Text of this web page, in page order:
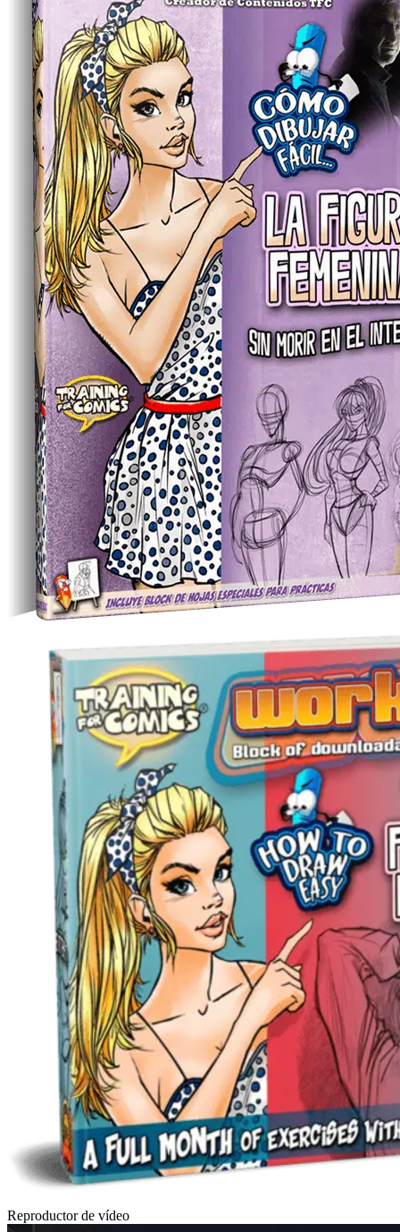
Reproductor de vídeo